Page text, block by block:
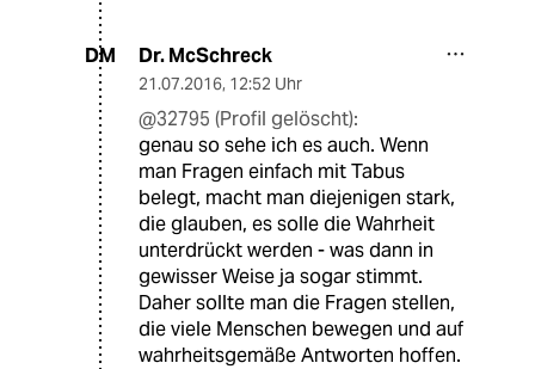
DM Dr. McSchreck
21.07.2016, 12:52 Uhr
@32795 (Profil gelöscht):
genau so sehe ich es auch. Wenn
man Fragen einfach mit Tabus
belegt, macht man diejenigen stark,
die glauben, es solle die Wahrheit
unterdrückt werden - was dann in
gewisser Weise ja sogar stimmt.
Daher sollte man die Fragen stellen,
die viele Menschen bewegen und auf
wahrheitsgemäße Antworten hoffen.